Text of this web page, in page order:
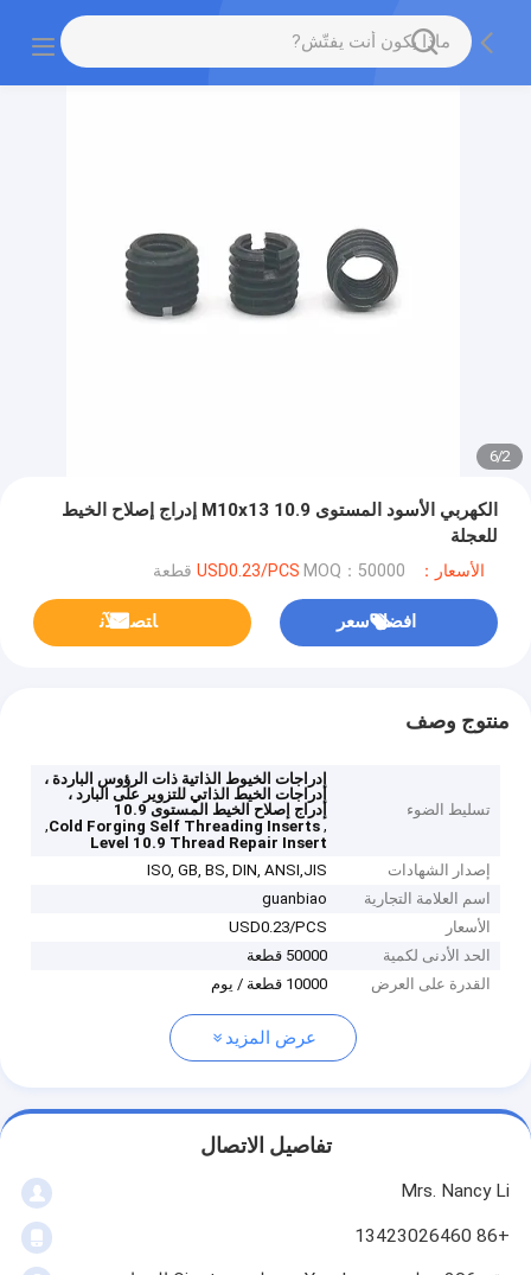
2
/
6
الكهربي الأسود المستوى 10.9 M10x13 إدراج إصلاح الخيط
للعجلة
الأسعار：USD0.23/PCS MOQ：50000 قطعة
افضل سعر ﺎﺘﺼﻟ ﺍﻶﻧ
منتوج وصف
تسليط الضوء
إدراجات الخيوط الذاتية ذات الرؤوس الباردة ،
إدراجات الخيط الذاتي للتزوير على البارد ،
إدراج إصلاح الخيط المستوى 10.9
,
Cold Forging Self Threading Inserts
,
Level 10.9 Thread Repair Insert
إصدار الشهادات
ISO, GB, BS, DIN, ANSI,JIS
اسم العلامة التجارية
guanbiao
الأسعار
USD0.23/PCS
الحد الأدنى لكمية
50000 قطعة
القدرة على العرض
10000 قطعة / يوم
عرض المزيد
تفاصيل الاتصال
Mrs. Nancy Li
+86 13423026460